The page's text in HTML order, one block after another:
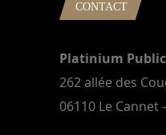
CONTACT
Platinium
262 allée des
06110 Le Cannet